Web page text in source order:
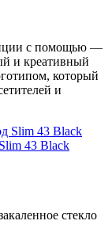
с помощью —
и креативный
который
и
43 Black
стекло